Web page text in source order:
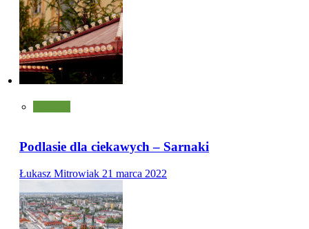
Podlasie dla ciekawych – Sarnaki
Łukasz Mitrowiak 21 marca 2022